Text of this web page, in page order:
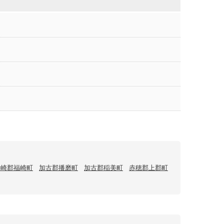
郡福崎町 加古郡播磨町 加古郡稲美町 赤穂郡上郡町